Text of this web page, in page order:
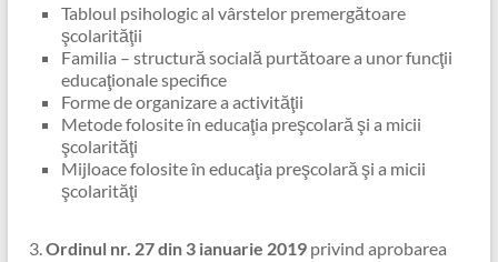
Tabloul psihologic al vârstelor premergătoare
şcolarităţii
Familia – structură socială purtătoare a unor funcţii
educaţionale specifice
Forme de organizare a activităţii
Metode folosite în educaţia preşcolară şi a micii
şcolarităţi
Mijloace folosite în educaţia preşcolară şi a micii
şcolarităţi
3. Ordinul nr. 27 din 3 ianuarie 2019privind aprobarea